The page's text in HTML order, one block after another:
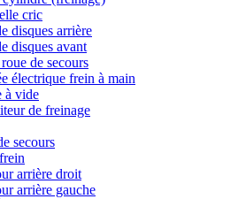
cric
disques arrière
disques avant
de secours
électrique frein à main
à vide
de freinage
secours
arrière droit
arrière gauche